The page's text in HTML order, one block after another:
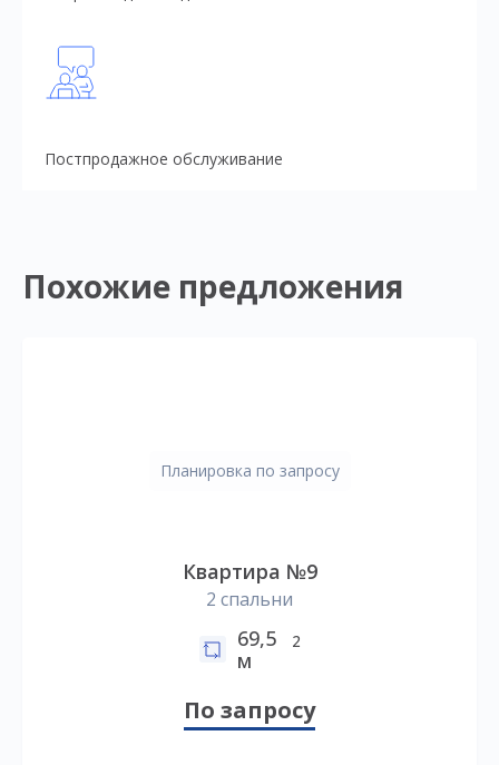
Постпродажное обслуживание
Похожие предложения
Планировка по запросу
Квартира №9
2 спальни
69,5
м
2
По запросу